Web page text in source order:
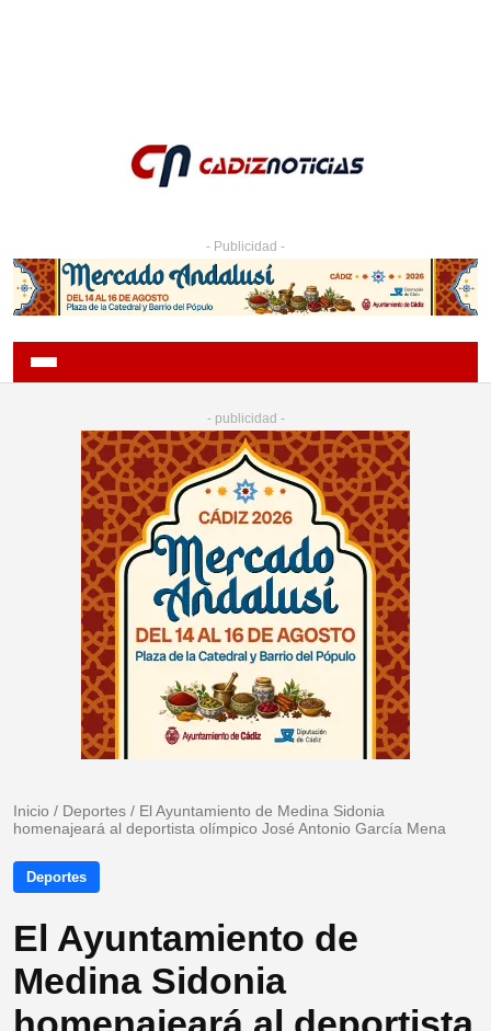
- Publicidad -
- publicidad -
Inicio / Deportes / El Ayuntamiento de Medina Sidonia
homenajeará al deportista olímpico José Antonio García Mena
Deportes
El Ayuntamiento de
Medina Sidonia